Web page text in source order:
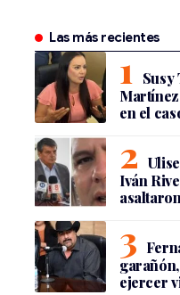
Las más recientes
Susy
en el
Iván
ejercer